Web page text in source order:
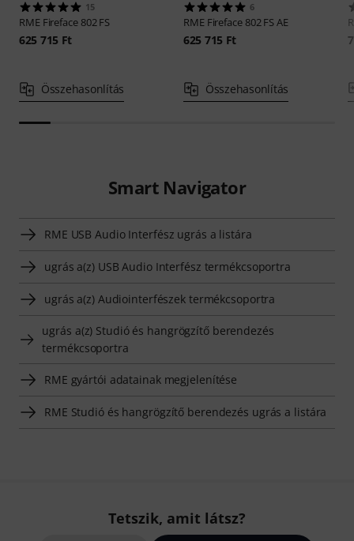
15
RME Fireface 802 FS
625 715 Ft
Összehasonlítás
6
RME Fireface 802 FS AE
625 715 Ft
Összehasonlítás
Smart Navigator
RME USB Audio Interfész ugrás a listára
ugrás a(z) USB Audio Interfész termékcsoportra
ugrás a(z) Audiointerfészek termékcsoportra
ugrás a(z) Studió és hangrögzítő berendezés
termékcsoportra
RME gyártói adatainak megjelenítése
RME Studió és hangrögzítő berendezés ugrás a listára
Tetszik, amit látsz?